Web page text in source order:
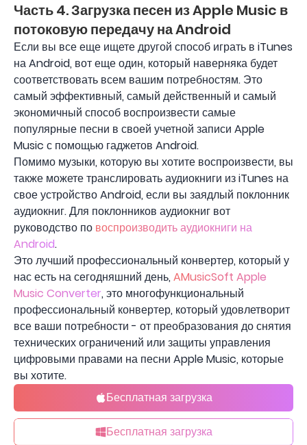
Часть 4. Загрузка песен из Apple Music в
потоковую передачу на Android
Если вы все еще ищете другой способ играть в iTunes
на Android, вот еще один, который наверняка будет
соответствовать всем вашим потребностям. Это
самый эффективный, самый действенный и самый
экономичный способ воспроизвести самые
популярные песни в своей учетной записи Apple
Music с помощью гаджетов Android.
Помимо музыки, которую вы хотите воспроизвести, вы
также можете транслировать аудиокниги из iTunes на
свое устройство Android, если вы заядлый поклонник
аудиокниг. Для поклонников аудиокниг вот
руководство по воспроизводить аудиокниги на
Android.
Это лучший профессиональный конвертер, который у
нас есть на сегодняшний день, AMusicSoft Apple
Music Converter, это многофункциональный
профессиональный конвертер, который удовлетворит
все ваши потребности - от преобразования до снятия
технических ограничений или защиты управления
цифровыми правами на песни Apple Music, которые
вы хотите.
Бесплатная загрузка
Бесплатная загрузка